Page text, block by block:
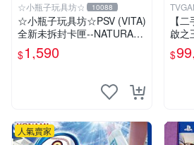
☆小瓶子玩具坊☆ 10088
☆小瓶子玩具坊☆PSV (VITA)
全新未拆封卡匣--NATURAL
DOCTRINE 自然教義/自然教
理(日版)
$1,590
中店
【
啟之
玩】
$
人氣賣家